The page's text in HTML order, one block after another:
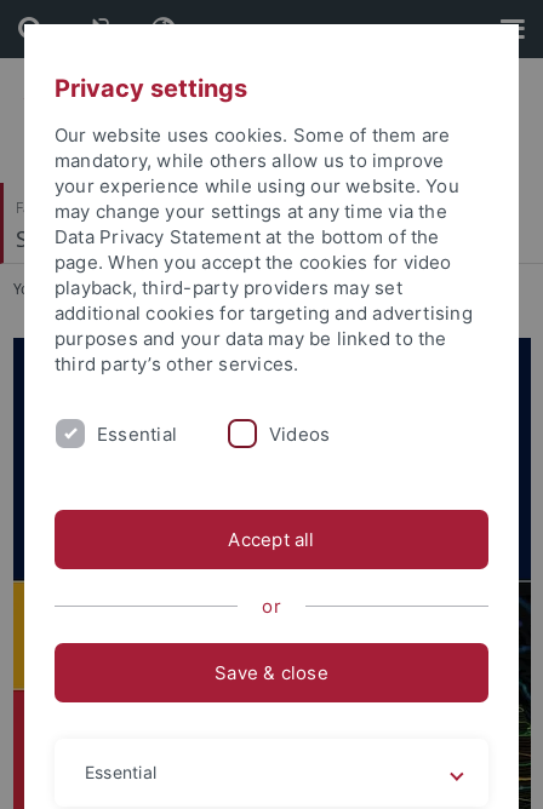
Skip
to
content
Skip
to
footer
Faculty of Science
Stadt und Regionalentwicklung
You are here: Home ... Aktuelles
Privacy settings
Our website uses cookies. Some of them are
mandatory, while others allow us to improve
your experience while using our website. You
may change your settings at any time via the
Data Privacy Statement at the bottom of the
page. When you accept the cookies for video
playback, third-party providers may set
additional cookies for targeting and advertising
purposes and your data may be linked to the
third party’s other services.
Essential Videos
Accept all
or
Save & close
Essential